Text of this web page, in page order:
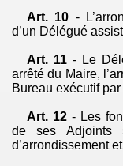
Art. 10 -
d’un Délégué
Art. 11 - Le
arrêté du Maire,
Bureau exécutif
Art. 12- Les
de ses Adjoints
d’arrondissement